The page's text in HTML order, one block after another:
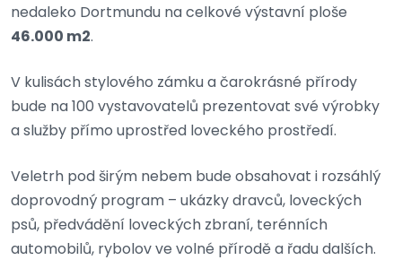
nedaleko Dortmundu na celkové výstavní ploše
46.000 m2.
V kulisách stylového zámku a čarokrásné přírody
bude na 100 vystavovatelů prezentovat své výrobky
a služby přímo uprostřed loveckého prostředí.
Veletrh pod širým nebem bude obsahovat i rozsáhlý
doprovodný program – ukázky dravců, loveckých
psů, předvádění loveckých zbraní, terénních
automobilů, rybolov ve volné přírodě a řadu dalších.